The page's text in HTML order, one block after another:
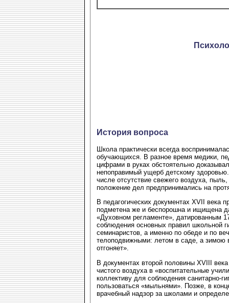
История вопроса
Школа практически всегда
обучающихся. В разное время медики,
цифрами в руках обстоятельно
непоправимый ущерб детскому
числе отсутствие свежего воздуха,
положение дел предпринимались на
В педагогических документах ХVII века
подметена же и беспорошна и ищищена
«Духовном регламенте», датированным
соблюдения основных правил школьной
семинаристов, а именно по обеде и по
телоподвижными: летом в саде, а зимою
отгоняет».
В документах второй половины ХVIII
чистого воздуха в «воспитательные
коллективу для соблюдения санитарно-
пользоваться «мыльнями». Позже, в
врачебный надзор за школами и